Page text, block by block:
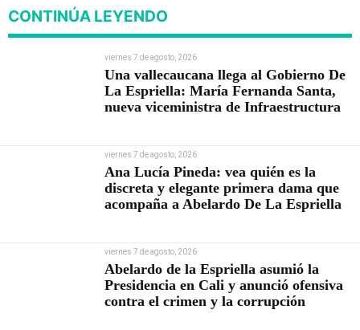
CONTINÚA LEYENDO
viernes 7 de agosto, 2026
Una vallecaucana llega al Gobierno De
La Espriella: María Fernanda Santa,
nueva viceministra de Infraestructura
viernes 7 de agosto, 2026
Ana Lucía Pineda: vea quién es la
discreta y elegante primera dama que
acompaña a Abelardo De La Espriella
viernes 7 de agosto, 2026
Abelardo de la Espriella asumió la
Presidencia en Cali y anunció ofensiva
contra el crimen y la corrupción